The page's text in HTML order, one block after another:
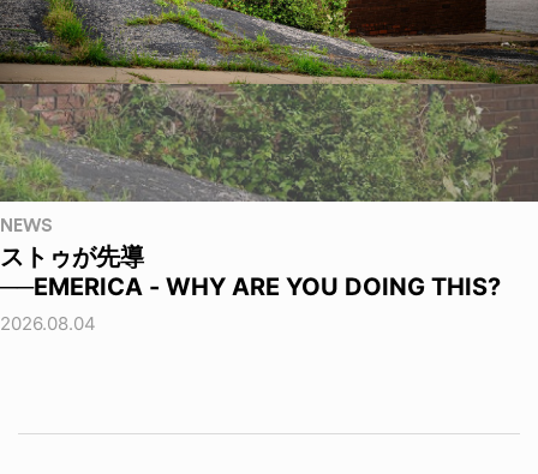
NEWS
ストゥが先導
──EMERICA - WHY ARE YOU DOING THIS?
2026.08.04